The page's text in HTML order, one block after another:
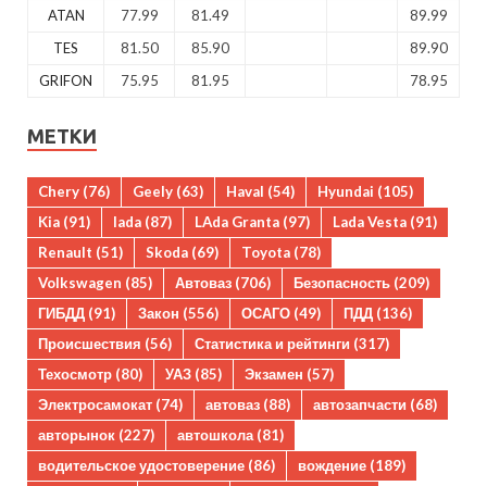
ATAN 77.99 81.49
89.99
TES
81.50 85.90
89.90
GRIFON
75.95 81.95 78.95
МЕТКИ
Chery (76) Geely (63) Haval (54) Hyundai (105)
Kia (91) lada (87) LAda Granta (97) Lada Vesta (91)
Renault (51) Skoda (69) Toyota (78)
Volkswagen (85) Автоваз (706) Безопасность (209)
ГИБДД (91) Закон (556) ОСАГО (49) ПДД (136)
Происшествия (56) Статистика и рейтинги (317)
Техосмотр (80) УАЗ (85) Экзамен (57)
Электросамокат (74) автоваз (88) автозапчасти (68)
авторынок (227) автошкола(81)
водительское удостоверение (86) вождение (189)